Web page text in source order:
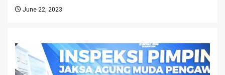
June 22, 2023